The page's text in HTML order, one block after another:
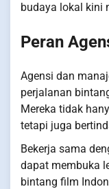
budaya lokal kini
Peran
Agensi dan
perjalanan
Mereka tidak
tetapi juga
Bekerja sama
dapat membuka
bintang film